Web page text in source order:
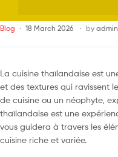
Blog 18 March 2026 by admin
La cuisine thaïlandaise est
et des textures qui ravissent
de cuisine ou un néophyte,
thaïlandaise est une
vous guidera à travers les
cuisine riche et variée.